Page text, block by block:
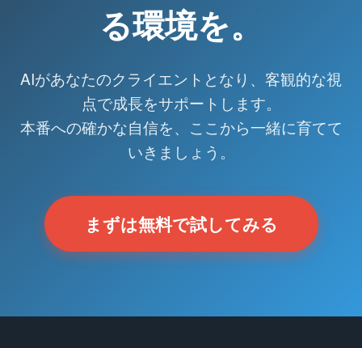
る環境を。
AIがあなたのクライエントとなり、客観的な視
点で成長をサポートします。
本番への確かな自信を、ここから一緒に育てて
いきましょう。
まずは無料で試してみる